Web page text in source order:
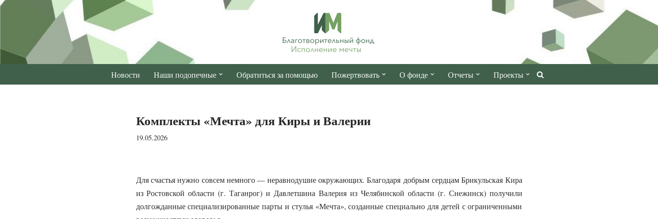
содержимому
Новости Наши подопечные Обратиться за помощью Пожертвовать О фонде Отчеты Проекты
Комплекты «Мечта» для Киры и Валерии
19.05.2026
Для счастья нужно совсем немного — неравнодушие окружающих.Благодаря добрым сердцам Брикульская Кира
из Ростовской области (г. Таганрог) и Давлетшина Валерия из Челябинской области (г. Снежинск) получили
долгожданные специализированные парты и стулья «Мечта», созданные специально для детей с ограниченными